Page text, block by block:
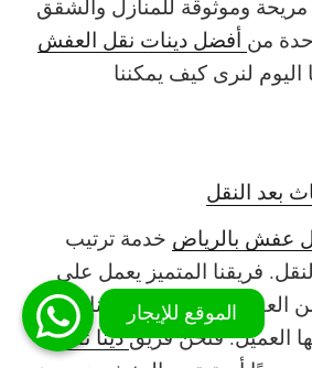
وموثوقة للمنازل والشقق
من أفضل دينات نقل العفش
اليوم لنرى كيف يمكننا
بعد النقل
عفش بالرياض خدمة ترتيب
فريقنا المتميز يعمل على
العفش في المكان المناسب و
العميل. فنحن فريقدينا نقل